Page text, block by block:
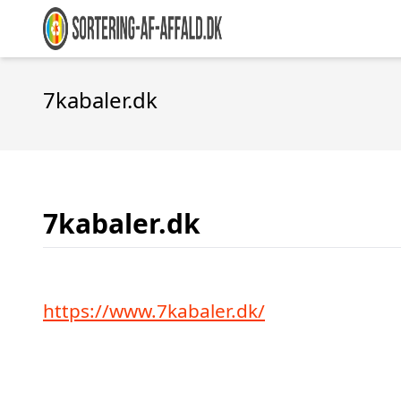
7kabaler.dk
7kabaler.dk
https://www.7kabaler.dk/